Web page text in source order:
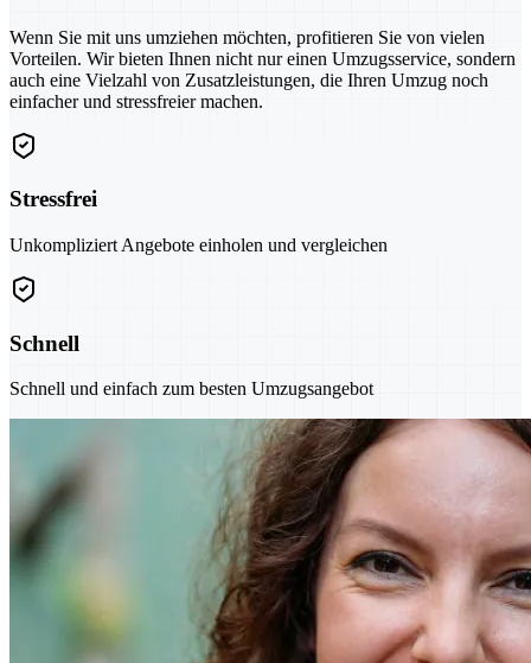
Wenn Sie mit uns umziehen möchten, profitieren Sie von vielen
Vorteilen. Wir bieten Ihnen nicht nur einen Umzugsservice, sondern
auch eine Vielzahl von Zusatzleistungen, die Ihren Umzug noch
einfacher und stressfreier machen.
Stressfrei
Unkompliziert Angebote einholen und vergleichen
Schnell
Schnell und einfach zum besten Umzugsangebot